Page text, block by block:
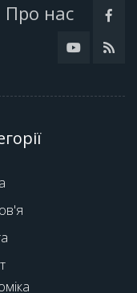
Про нас